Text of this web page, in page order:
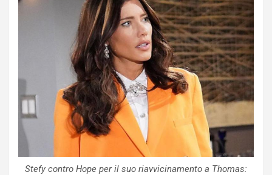
Stefy contro Hope per il suo riavvicinamento a Thomas: